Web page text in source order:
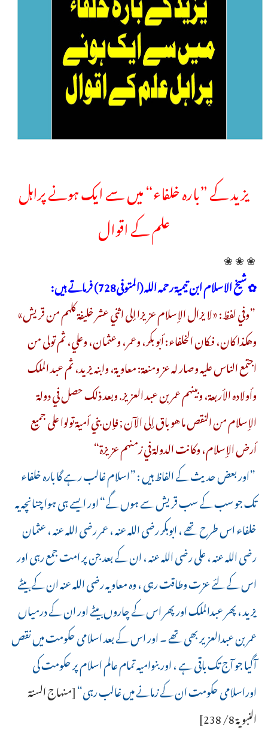
یزید کے ”بارہ خلفاء“ میں سے ایک ہونے پراہل
علم کے اقوال
❀ ❀ ❀
✿ شيخ الاسلام ابن تيمية رحمه الله (المتوفى728) فرماتے ہیں:
”وفي لفظ: «لا يزال الإسلام عزيزا إلى اثني عشر خليفة كلهم من قريش»
وهكذا كان، فكان الخلفاء: أبو بكر، وعمر، وعثمان، وعلي، ثم تولى من
اجتمع الناس عليه وصار له عز ومنعة: معاوية، وابنه يزيد، ثم عبد الملك
وأولاده الأربعة، وبينهم عمر بن عبد العزيز. وبعد ذلك حصل في دولة
الإسلام من النقص ما هو باق إلى الآن ; فإن بني أمية تولوا على جميع
أرض الإسلام، وكانت الدولة في زمنهم عزيزة“
”اور بعض حدیث کے الفاظ ہیں : ”اسلام غالب رہے گا بارہ خلفاء
تک جو سب کے سب قریش سے ہوں گے“ اور ایسے ہی ہوا چنانچہ یہ
خلفاء اس طرح تھے ، ابوبکر رضی اللہ عنہ ، عمر رضی اللہ عنہ ، عثمان
رضی اللہ عنہ ، علی رضی اللہ عنہ ، ان کے بعد جن پر امت جمع رہی اور
اس کے لئے عزت وطاقت رہی ، وہ معاویہ رضی اللہ عنہ ان کے بیٹے
یزید ، پھر عبدالملک اور پھر اس کے چاروں بیٹے اور ان کے درمیاں
عمر بن عبدالعزیر بھی تھے ۔ اور اس کے بعد اسلامی حکومت میں نقص
آگیا جو آج تک باقی ہے ، اور بنوامیہ تمام عالم اسلام پر حکومت کی
اوراسلامی حکومت ان کے زمانے میں غالب رہی“[منهاج السنة
النبوية 8/ 238]